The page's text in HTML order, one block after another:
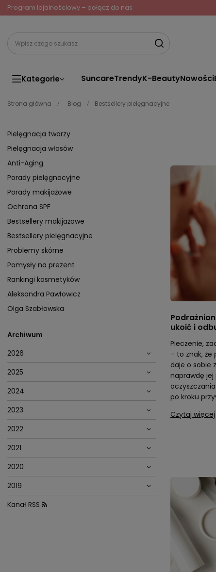
Program lojalnościowy – dołącz do nas
Kategorie SuncareTrendyK-BeautyNowości
Strona główna Blog Bestsellery pielęgnacyjne
Pielęgnacja twarzy
Pielęgnacja włosów
Anti-Aging
Porady pielęgnacyjne
Porady makijażowe
Ochrona SPF
Bestsellery makijażowe
Bestsellery pielęgnacyjne
Problemy skórne
Pomysły na prezent
Rankingi kosmetyków
Aleksandra Pawłowicz
Olga Szabłowska
Archiwum
2026
2025
2024
2023
2022
2021
2020
2019
Kanał RSS
ukoić i
Pieczenie,
– to znak, że
daje o sobie
naprawdę
po kroku
Czytaj więcej